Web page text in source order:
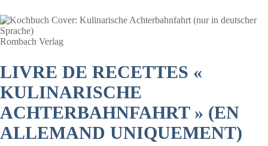
Rombach Verlag
LIVRE DE RECETTES «
KULINARISCHE
ACHTERBAHNFAHRT » (EN
ALLEMAND UNIQUEMENT)